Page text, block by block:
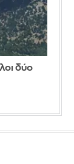
δύο